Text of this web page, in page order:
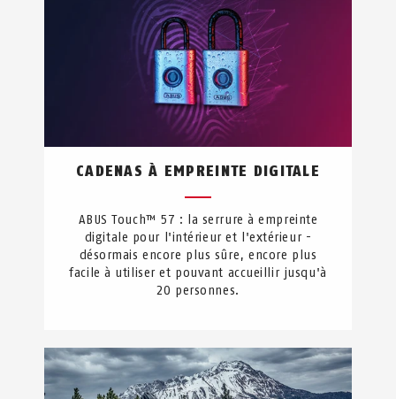
CADENAS À EMPREINTE DIGITALE
ABUS Touch™ 57 : la serrure à empreinte
digitale pour l'intérieur et l'extérieur -
désormais encore plus sûre, encore plus
facile à utiliser et pouvant accueillir jusqu'à
20 personnes.